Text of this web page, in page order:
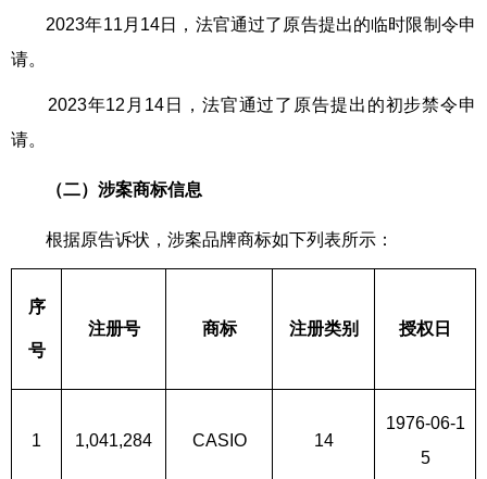
2023年11月14日，法官通过了原告提出的临时限制令申
请。
2023年12月14日，法官通过了原告提出的初步禁令申
请。
（二） 涉案商标信息
根据原告诉状，涉案品牌商标如下列表所示：
序
号
注册号 商标 注册类别 授权日
1 1,041,284 CASIO 14
1976-06-1
5